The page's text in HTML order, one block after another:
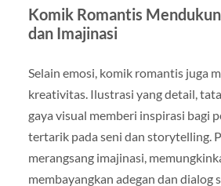
Komik Romantis
dan Imajinasi
Selain emosi, komik romantis juga
kreativitas. Ilustrasi yang detail,
gaya visual memberi inspirasi bagi
tertarik pada seni dan storytelling.
merangsang imajinasi,
membayangkan adegan dan dialog